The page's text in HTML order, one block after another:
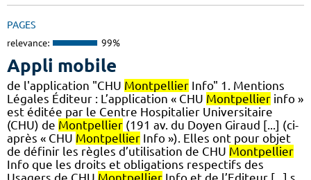
PAGES
relevance: 99%
Appli mobile
de l'application "CHU Montpellier Info" 1. Mentions
Légales Éditeur : L’application « CHU Montpellier info »
est éditée par le Centre Hospitalier Universitaire
(CHU) de Montpellier (191 av. du Doyen Giraud [...] (ci-
après « CHU Montpellier Info »). Elles ont pour objet
de définir les règles d’utilisation de CHU Montpellier
Info que les droits et obligations respectifs des